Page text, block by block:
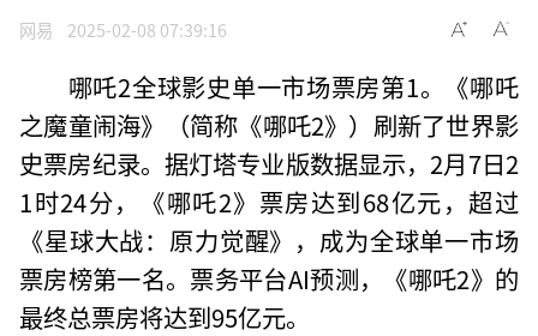
网易 2025-02-08 07:39:16
哪吒2全球影史单一市场票房第1。《哪吒
之魔童闹海》（简称《哪吒2》）刷新了世界影
史票房纪录。据灯塔专业版数据显示，2月7日2
1时24分，《哪吒2》票房达到68亿元，超过
《星球大战：原力觉醒》，成为全球单一市场
票房榜第一名。票务平台AI预测，《哪吒2》的
最终总票房将达到95亿元。